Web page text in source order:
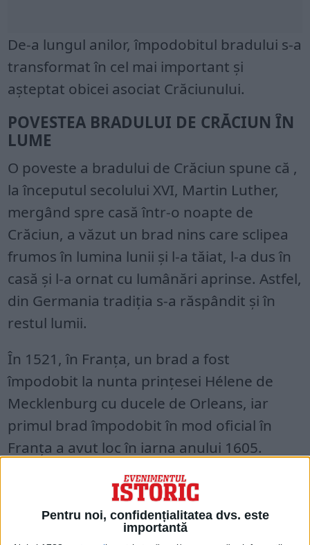
Pentru noi, confidențialitatea dvs. este
importantă
De-a lungul anilor, împodobitul bradului s-a
transformat în cel mai important și
așteptat obicei asociat Crăciunului.
POVESTEA BRADULUI DE CRĂCIUN ÎN
LUME
O poveste a bradului de Crăciun spune că ,
la începutul secolului XVI, Martin Luther,
mergând spre casă într-o noapte de
Crăciun, a văzut un brad nins care sclipea
frumos în lumina lunii și l-a tăiat, l-a dus în
casă și l-a ornat cu lumânări aprinse. Astfel,
din Germania tradiția s-a răspândit și în
restul lumii.
În 1521, în Franța, un brad a fost
împodobit la nunta prinţesei Hélene de
Mecklenburg cu ducele de Orleans, iar
primul brad împodobit în mod oficial în
Franța a avut loc în iarna anului 1605.